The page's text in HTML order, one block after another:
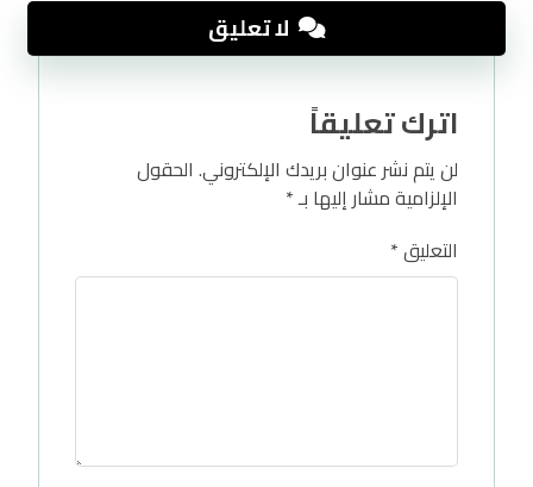
لا تعليق
اترك تعليقاً
لن يتم نشر عنوان بريدك الإلكتروني. الحقول
الإلزامية مشار إليها بـ*
التعليق*